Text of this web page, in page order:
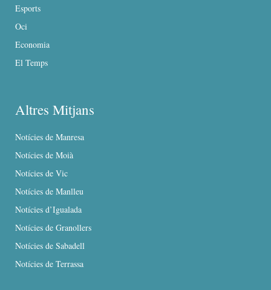
Esports
Oci
Economia
El Temps
Altres Mitjans
Notícies de Manresa
Notícies de Moià
Notícies de Vic
Notícies de Manlleu
Notícies d’Igualada
Notícies de Granollers
Notícies de Sabadell
Notícies de Terrassa